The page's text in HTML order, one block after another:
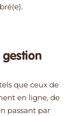
gestion
que ceux de
en ligne, de
passant par